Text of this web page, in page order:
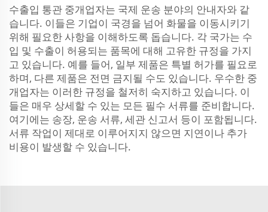
수출입 통관 중개업자는 국제 운송 분야의 안내자와 같
습니다. 이들은 기업이 국경을 넘어 화물을 이동시키기
위해 필요한 사항을 이해하도록 돕습니다. 각 국가는 수
입 및 수출이 허용되는 품목에 대해 고유한 규정을 가지
고 있습니다. 예를 들어, 일부 제품은 특별 허가를 필요로
하며, 다른 제품은 전면 금지될 수도 있습니다. 우수한 중
개업자는 이러한 규정을 철저히 숙지하고 있습니다. 이
들은 매우 상세할 수 있는 모든 필수 서류를 준비합니다.
여기에는 송장, 운송 서류, 세관 신고서 등이 포함됩니다.
서류 작업이 제대로 이루어지지 않으면 지연이나 추가
비용이 발생할 수 있습니다.